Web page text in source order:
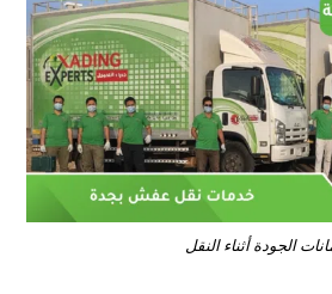
الجودة أثناء النقل